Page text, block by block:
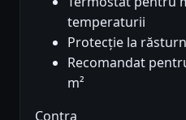
temperaturii
Protecție la
Recomandat
m²
Contra